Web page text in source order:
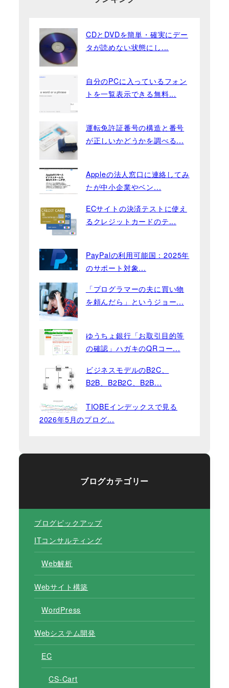
CDとDVDを簡単・確実にデー
タが読めない状態にし...
自分のPCに入っているフォン
トを一覧表示できる無料...
運転免許証番号の構造と番号
が正しいかどうかを調べる...
Appleの法人窓口に連絡してみ
たが中小企業やベン...
ECサイトの決済テストに使え
るクレジットカードのテ...
PayPalの利用可能国：2025年
のサポート対象...
「プログラマーの夫に買い物
を頼んだら」というジョー...
ゆうちょ銀行「お取引目的等
の確認」ハガキのQRコー...
ビジネスモデルのB2C、
B2B、B2B2C、B2B...
TIOBEインデックスで見る
2026年5月のプログ...
ブログカテゴリー
ブログピックアップ
ITコンサルティング
Web解析
Webサイト構築
WordPress
Webシステム開発
EC
CS-Cart